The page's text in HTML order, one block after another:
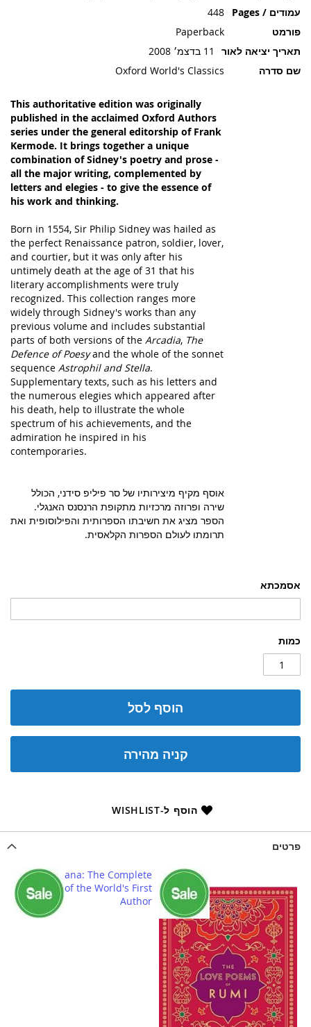
אסמכתא
כמות
הוסף לסל
קניה מהירה
הוסף ל-WISHLIST
עמודים / Pages
448
פורמט
Paperback
תאריך יציאה לאור
11 בדצמ׳ 2008
שם סדרה
Oxford World's Classics
This authoritative edition was originally
published in the acclaimed Oxford Authors
series under the general editorship of Frank
Kermode. It brings together a unique
combination of Sidney's poetry and prose -
all the major writing, complemented by
letters and elegies - to give the essence of
his work and thinking.
Born in 1554, Sir Philip Sidney was hailed as
the perfect Renaissance patron, soldier, lover,
and courtier, but it was only after his
untimely death at the age of 31 that his
literary accomplishments were truly
recognized. This collection ranges more
widely through Sidney's works than any
previous volume and includes substantial
parts of both versions of the Arcadia, The
Defence of Poesyand the whole of the sonnet
sequence Astrophil and Stella.
Supplementary texts, such as his letters and
the numerous elegies which appeared after
his death, help to illustrate the whole
spectrum of his achievements, and the
admiration he inspired in his
contemporaries.
אוסף מקיף מיצירותיו של סר פיליפ סידני, הכולל
שירה ופרוזה מרכזיות מתקופת הרנסנס האנגלי.
הספר מציג את חשיבתו הספרותית והפילוסופית ואת
תרומתו לעולם הספרות הקלאסית.
פרטים